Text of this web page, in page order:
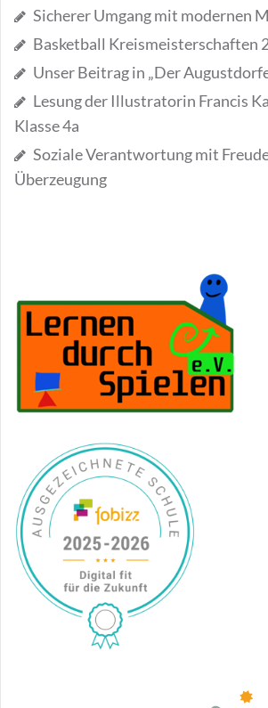
Sicherer Umgang mit modernen
Basketball Kreismeisterschaften
Unser Beitrag in „Der
Lesung der Illustratorin Francis
Klasse 4a
Soziale Verantwortung mit
Überzeugung